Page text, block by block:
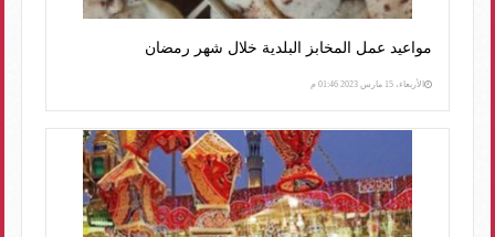
مواعيد عمل المخابز البلدية خلال شهر رمضان
الأربعاء، 15 مارس 2023 01:46 م